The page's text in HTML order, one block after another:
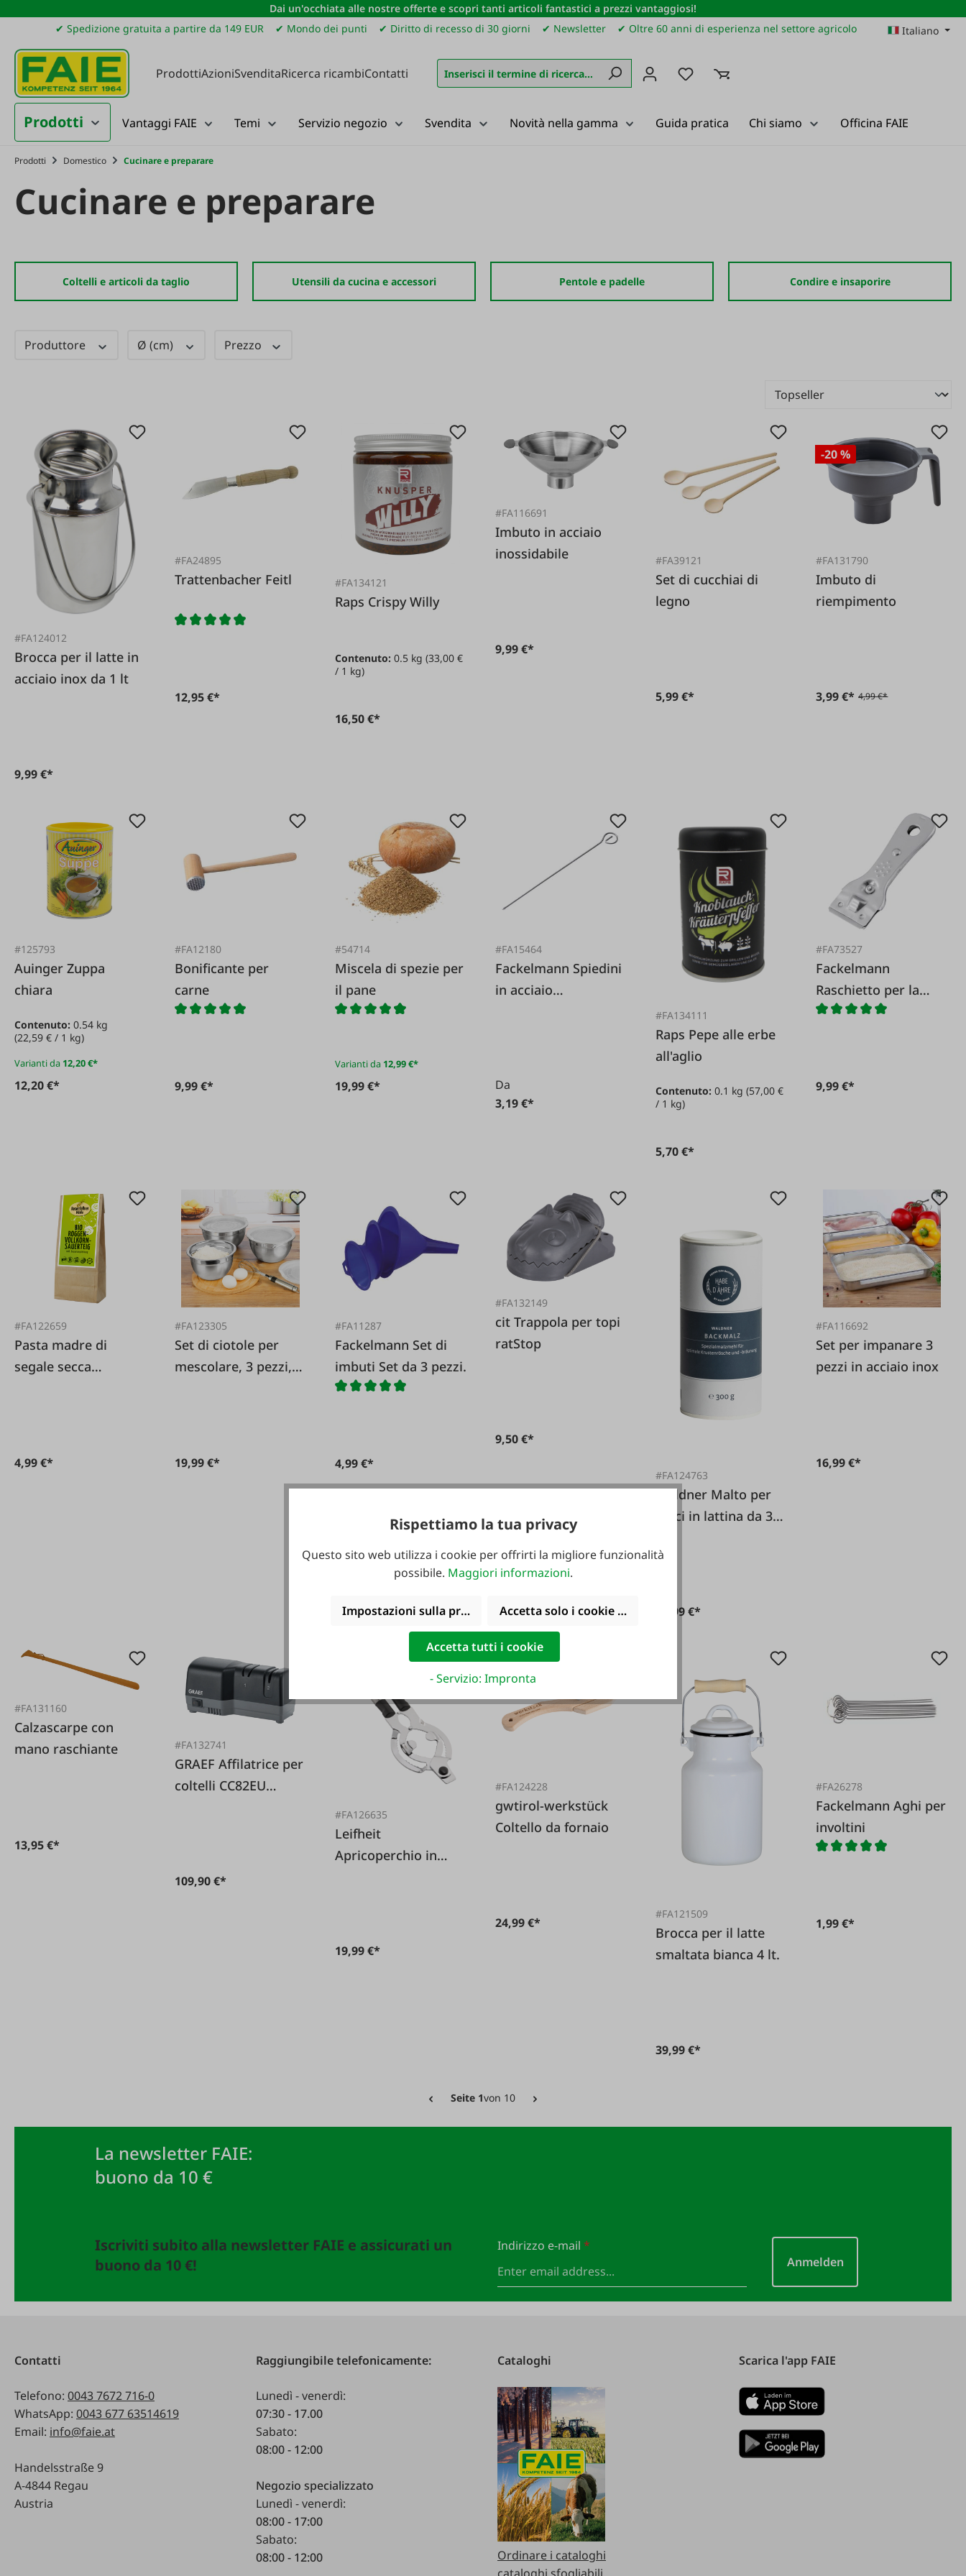
al contenuto principale
Salta alla ricerca
Passa alla navigazione principale
Dai un'occhiata alle nostre offerte e scopri tanti articoli fantastici a prezzi vantaggiosi!
✔ Spedizione gratuita a partire da 149 EUR
✔ Mondo dei punti ✔ Diritto di recesso di 30 giorni ✔ Newsletter ✔ Oltre 60 anni di esperienza nel settore agricolo Italiano
ProdottiAzioniSvenditaRicerca ricambiContatti Hai 0 articoli nella lista dei desideri
Prodotti Vantaggi FAIE Temi Servizio negozio Svendita Novità nella gamma Guida pratica Chi siamo Officina FAIE
Prodotti Domestico Cucinare e preparare
Cucinare e preparare
Coltelli e articoli da taglio Utensili da cucina e accessori Pentole e padelle Condire e insaporire
Produttore Ø (cm) Prezzo
#FA124012
Brocca per il latte in
acciaio inox da 1 lt
9,99 €*
#FA24895
Trattenbacher Feitl
12,95 €*
#FA134121
Raps Crispy Willy
Contenuto:0.5 kg(33,00 €
/ 1 kg)
16,50 €*
#FA116691
Imbuto in acciaio
inossidabile
9,99 €*
#FA39121
Set di cucchiai di
legno
5,99 €*
-20 %
#FA131790
Imbuto di
riempimento
3,99 €* 4,99 €*
#125793
Auinger Zuppa
chiara
Contenuto: 0.54 kg
(22,59 € / 1 kg)
Varianti da 12,20 €*
12,20 €*
#FA12180
Bonificante per
carne
9,99 €*
#54714
Miscela di spezie per
il pane
Varianti da 12,99 €*
19,99 €*
#FA15464
Fackelmann Spiedini
in acciaio
Da
3,19 €*
#FA134111
Raps Pepe alle erbe
all'aglio
Contenuto:0.1 kg(57,00 €
/ 1 kg)
5,70 €*
#FA73527
Fackelmann
Raschietto per la
pulizia
9,99 €*
#FA122659
Pasta madre di
segale secca
4,99 €*
#FA123305
Set di ciotole per
mescolare, 3 pezzi,
19,99 €*
#FA11287
Fackelmann Set di
imbuti Set da 3 pezzi.
4,99 €*
#FA132149
cit Trappola per topi
ratStop
9,50 €*
#FA124763
Waldner Malto per
dolci in lattina da 300
13,99 €*
#FA116692
Set per impanare 3
pezzi in acciaio inox
16,99 €*
#FA131160
Calzascarpe con
mano raschiante
13,95 €*
#FA132741
GRAEF Affilatrice per
coltelli CC82EU
109,90 €*
#FA126635
Leifheit
Apricoperchio in
19,99 €*
#FA124228
gwtirol-werkstück
Coltello da fornaio
24,99 €*
#FA121509
Brocca per il latte
smaltata bianca 4 lt.
39,99 €*
#FA26278
Fackelmann Aghi per
involtini
1,99 €*
Seite 1von 10
La newsletter FAIE:
buono da 10 €
Iscriviti subito alla newsletter FAIE e assicurati un
buono da 10 €!
Indirizzo e-mail *
Anmelden
Contatti
Telefono: 0043 7672 716-0
WhatsApp: 0043 677 63514619
Email: info@faie.at
Handelsstraße 9
A-4844 Regau
Austria
Raggiungibile telefonicamente:
Lunedì - venerdì:
07:30 - 17.00
Sabato:
08:00 - 12:00
Negozio specializzato
Lunedì - venerdì:
08:00 - 17:00
Sabato:
08:00 - 12:00
Cataloghi
Ordinare i cataloghi
Scarica l'app FAIE
Rispettiamo la tua privacy
Questo sito web utilizza i cookie per offrirti la migliore funzionalità
possibile. Maggiori informazioni.
Impostazioni sulla privacy Accetta solo i cookie funzionali
Accetta tutti i cookie
- Servizio: Impronta